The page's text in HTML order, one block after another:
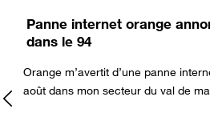
Panne internet orange
dans le 94
Orange m’avertit d’une panne
août dans mon secteur du val de